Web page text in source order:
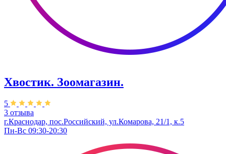
Хвостик. Зоомагазин.
5
3 отзыва
г.Краснодар, пос.Российский, ул.Комарова, 21/1, к.5
Пн-Вс 09:30-20:30